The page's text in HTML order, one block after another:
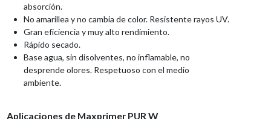
absorción.
No amarillea y no cambia de color. Resistente rayos UV.
Gran eficiencia y muy alto rendimiento.
Rápido secado.
Base agua, sin disolventes, no inflamable, no
desprende olores. Respetuoso con el medio
ambiente.
Aplicaciones de MaxprimerPUR W